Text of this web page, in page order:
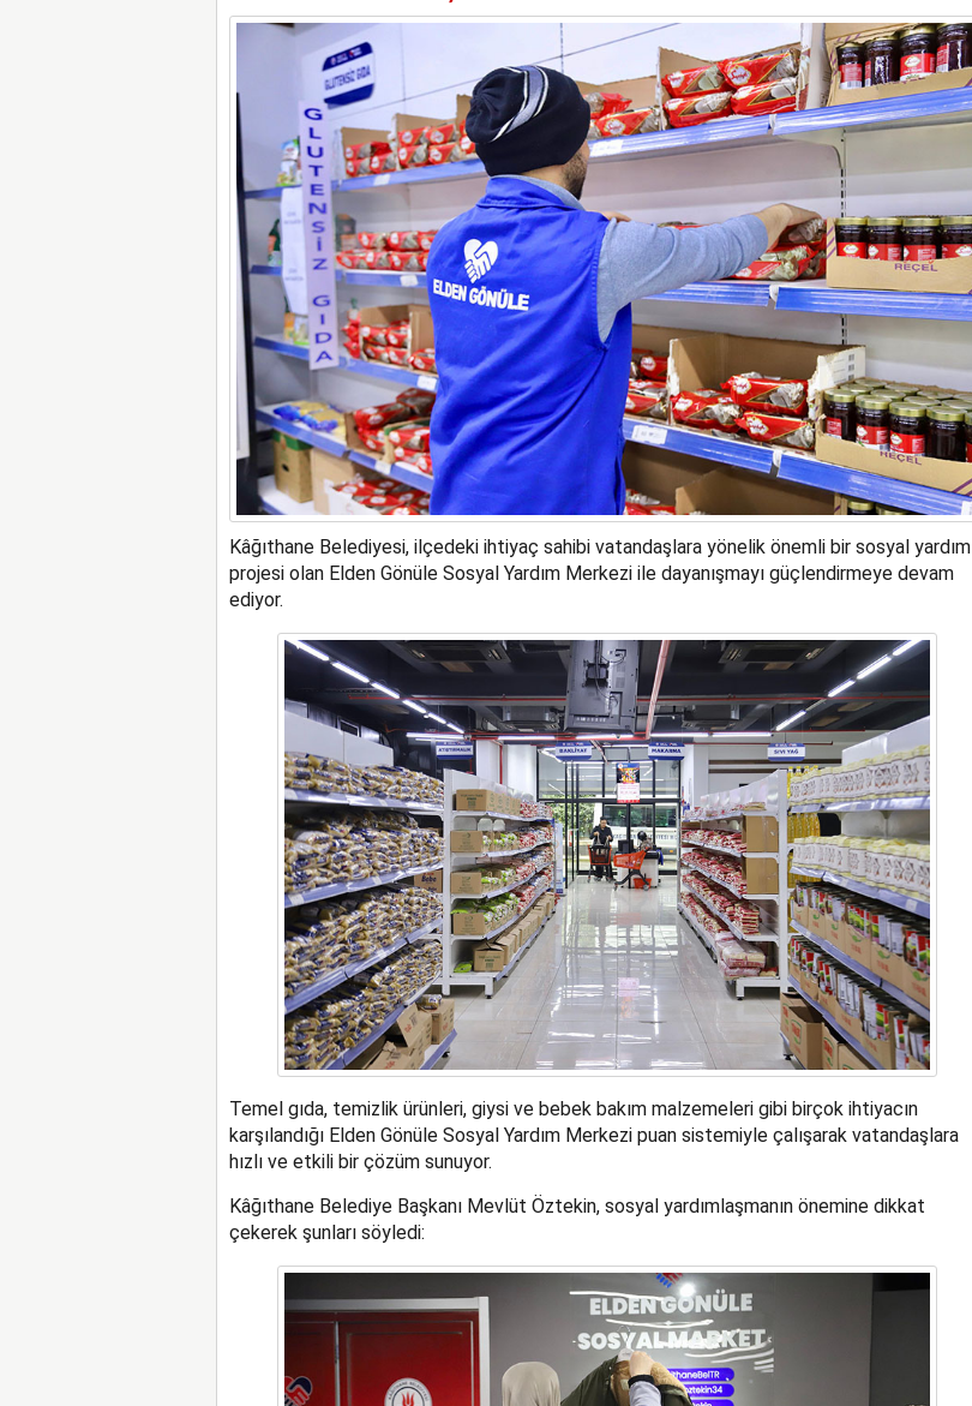
Kâğıthane Belediyesi, ilçedeki ihtiyaç sahibi vatandaşlara yönelik önemli bir sosyal yardım
projesi olan Elden Gönüle Sosyal Yardım Merkezi ile dayanışmayı güçlendirmeye devam
ediyor.
Temel gıda, temizlik ürünleri, giysi ve bebek bakım malzemeleri gibi birçok ihtiyacın
karşılandığı Elden Gönüle Sosyal Yardım Merkezi puan sistemiyle çalışarak vatandaşlara
hızlı ve etkili bir çözüm sunuyor.
Kâğıthane Belediye Başkanı Mevlüt Öztekin, sosyal yardımlaşmanın önemine dikkat
çekerek şunları söyledi: